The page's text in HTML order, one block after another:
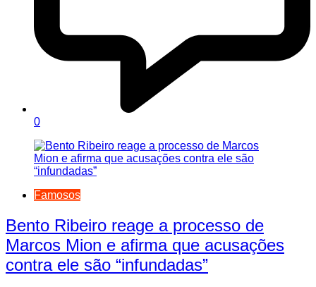
0
Famosos
Bento Ribeiro reage a processo de
Marcos Mion e afirma que acusações
contra ele são “infundadas”